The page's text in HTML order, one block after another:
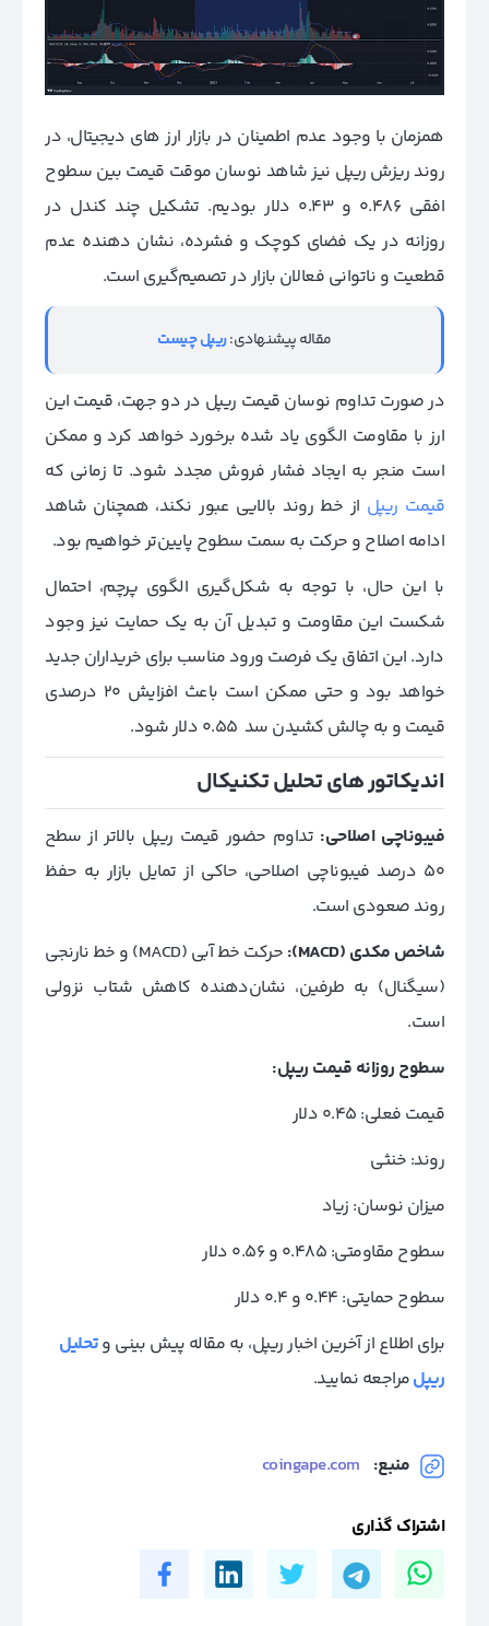
همزمان با وجود عدم اطمینان در بازار ارز های دیجیتال، در
روند ریزش ریپل نیز شاهد نوسان موقت قیمت بین سطوح
افقی 0.486 و 0.43 دلار بودیم. تشکیل چند کندل در
روزانه در یک فضای کوچک و فشرده، نشان دهنده عدم
قطعیت و ناتوانی فعالان بازار در تصمیم‌گیری است.
مقاله پیشنهادی:ریپل چیست
در صورت تداوم نوسان قیمت ریپل در دو جهت، قیمت این
ارز با مقاومت الگوی یاد شده برخورد خواهد کرد و ممکن
است منجر به ایجاد فشار فروش مجدد شود. تا زمانی که
قیمت ریپل از خط روند بالایی عبور نکند، همچنان شاهد
ادامه اصلاح و حرکت به سمت سطوح پایین‌تر خواهیم بود.
با این حال، با توجه به شکل‌گیری الگوی پرچم، احتمال
شکست این مقاومت و تبدیل آن به یک حمایت نیز وجود
دارد. این اتفاق یک فرصت ورود مناسب برای خریداران جدید
خواهد بود و حتی ممکن است باعث افزایش 20 درصدی
قیمت و به چالش کشیدن سد 0.55 دلار شود.
اندیکاتور های تحلیل تکنیکال
فیبوناچی اصلاحی: تداوم حضور قیمت ریپل بالاتر از سطح
50 درصد فیبوناچی اصلاحی، حاکی از تمایل بازار به حفظ
روند صعودی است.
شاخص مکدی (MACD)
:
حرکت خط آبی (MACD) و خط نارنجی
(سیگنال) به طرفین، نشان‌دهنده کاهش شتاب نزولی
است.
سطوح روزانه قیمت ریپل:
قیمت فعلی: 0.45 دلار
روند: خنثی
میزان نوسان: زیاد
سطوح مقاومتی: 0.485 و 0.56 دلار
سطوح حمایتی: 0.44 و 0.4 دلار
برای اطلاع از آخرین اخبار ر‌یپل، به مقاله پیش بینی وتحلیل
ریپلمراجعه نمایید.
منبع: coingape.com
اشتراک گذاری